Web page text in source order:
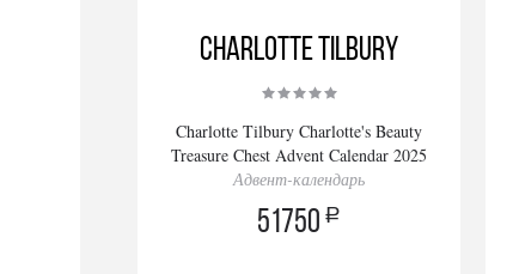
Charlotte Tilbury
Charlotte Tilbury Charlotte's Beauty
Treasure Chest Advent Calendar 2025
Адвент-календарь
51750 a